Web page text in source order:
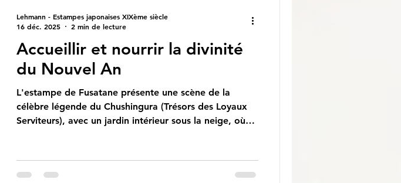
Accueillir et nourrir la divinité
du Nouvel An
L'estampe de Fusatane présente une scène de la
célèbre légende du Chushingura (Trésors des Loyaux
Serviteurs), avec un jardin intérieur sous la neige, où
les activités du Nouvel An dans chaque foyer. Il
constitue l'élément principal du Kadomatsu, qui
Lehmann - Estampes japonaises XIXème siècle
16 déc. 2025
2 min de lecture